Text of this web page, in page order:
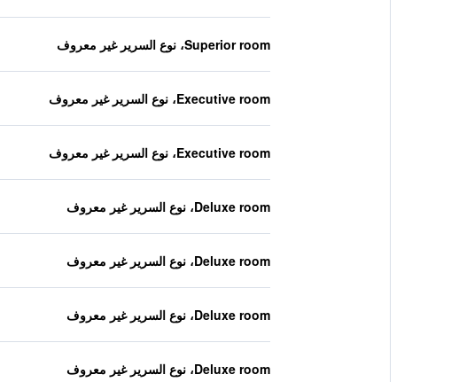
Superior room، نوع السرير غير معروف
Executive room، نوع السرير غير معروف
Executive room، نوع السرير غير معروف
Deluxe room، نوع السرير غير معروف
Deluxe room، نوع السرير غير معروف
Deluxe room، نوع السرير غير معروف
Deluxe room، نوع السرير غير معروف